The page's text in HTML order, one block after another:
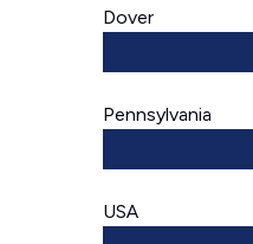
Dover
Pennsylvania
USA